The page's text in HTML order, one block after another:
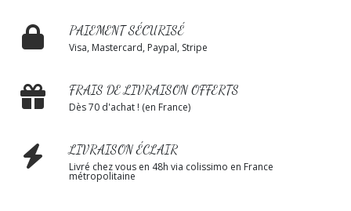
PAIEMENT SÉCURISÉ
Visa, Mastercard, Paypal, Stripe
FRAIS DE LIVRAISON OFFERTS
Dès 70 d'achat ! (en France)
LIVRAISON ÉCLAIR
Livré chez vous en 48h via colissimo en France
métropolitaine